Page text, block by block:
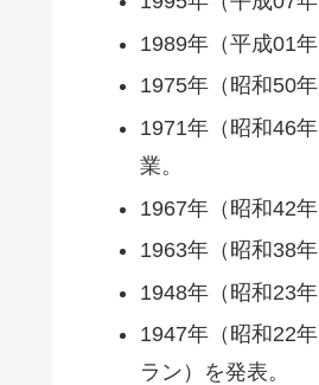
1989年（平成01
1975年（昭和50
1971年（昭和46
業。
1967年（昭和42
1963年（昭和38
1948年（昭和23
1947年（昭和22
ラン）を発表。